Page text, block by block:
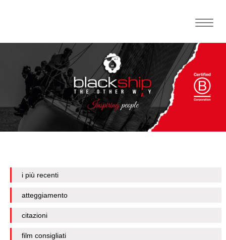
Toggle
i più recenti
atteggiamento
citazioni
film consigliati